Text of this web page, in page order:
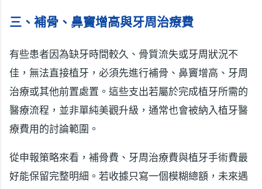
三、補骨、鼻竇增高與牙周治療費
有些患者因為缺牙時間較久、骨質流失或牙周狀況不
佳，無法直接植牙，必須先進行補骨、鼻竇增高、牙周
治療或其他前置處置。這些支出若屬於完成植牙所需的
醫療流程，並非單純美觀升級，通常也會被納入植牙醫
療費用的討論範圍。
從申報策略來看，補骨費、牙周治療費與植牙手術費最
好能保留完整明細。若收據只寫一個模糊總額，未來遇